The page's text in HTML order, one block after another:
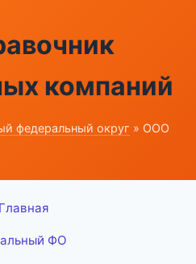
компаний
федеральный округ » ООО
ФО